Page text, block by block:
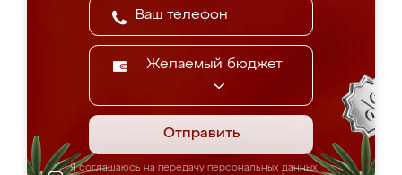
Желаемый бюджет
Отправить
Я соглашаюсь на передачу персональных данных